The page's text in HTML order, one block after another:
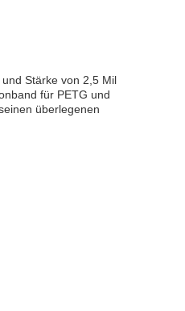
Stärke von 2,5 Mil
für PETG und
überlegenen